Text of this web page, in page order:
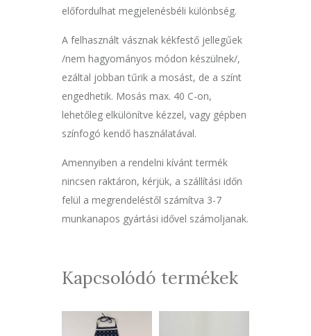
előfordulhat megjelenésbéli különbség.
A felhasznált vásznak kékfestő jellegűek
/nem hagyományos módon készülnek/,
ezáltal jobban tűrik a mosást, de a színt
engedhetik. Mosás max. 40 C-on,
lehetőleg elkülönítve kézzel, vagy gépben
színfogó kendő használatával.
Amennyiben a rendelni kívánt termék
nincsen raktáron, kérjük, a szállítási időn
felül a megrendeléstől számítva 3-7
munkanapos gyártási idővel számoljanak.
Kapcsolódó termékek